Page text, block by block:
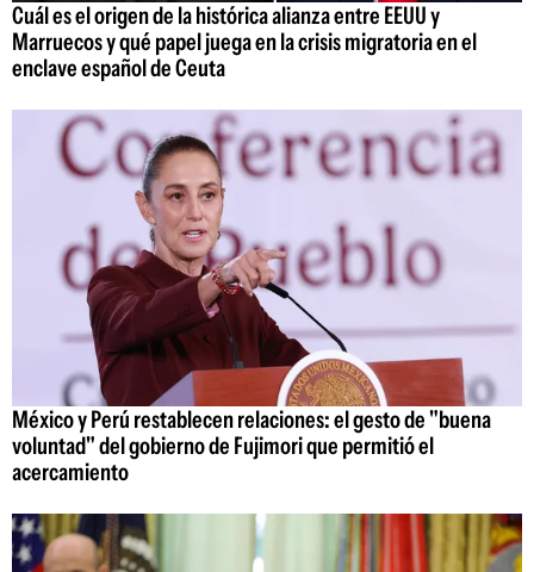
Cuál es el origen de la histórica alianza entre EEUU y
Marruecos y qué papel juega en la crisis migratoria en el
enclave español de Ceuta
México y Perú restablecen relaciones: el gesto de "buena
voluntad" del gobierno de Fujimori que permitió el
acercamiento